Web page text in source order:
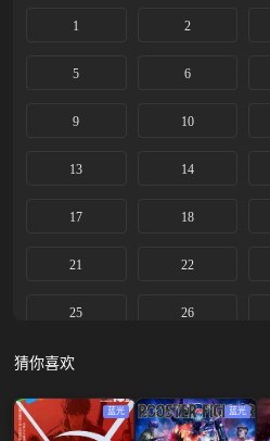
1 2
5 6
9 10
13 14
17 18
21 22
25 26
29
猜你喜欢
蓝光 蓝光